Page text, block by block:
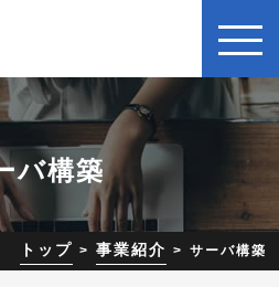
バ構築
トップ 事業紹介 サーバ構築